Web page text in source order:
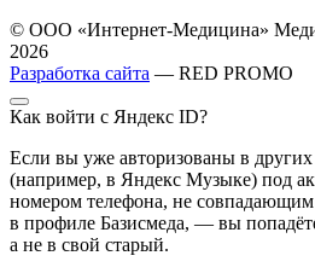
© ООО «Интернет-Медицина»
2026
Разработка сайта — RED PROMO
Как войти с Яндекс ID?
Если вы уже авторизованы в других
(например, в Яндекс Музыке) под
номером телефона, не
в профиле Базисмеда, — вы
а не в свой старый.